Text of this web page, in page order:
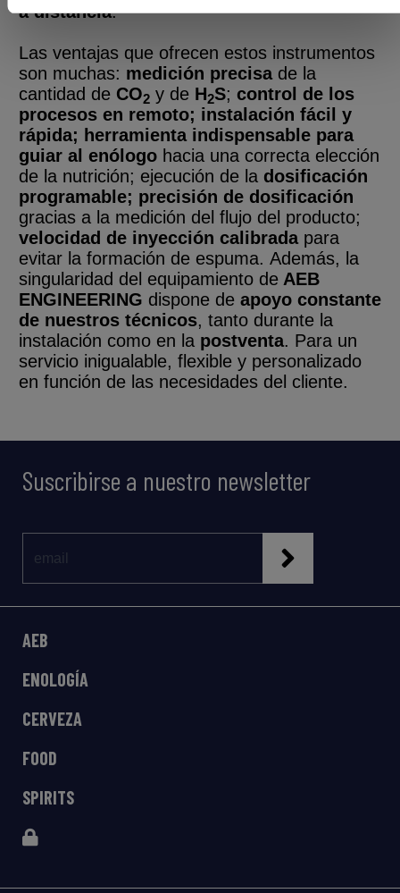
a distancia.
Las ventajas que ofrecen estos instrumentos
son muchas: medición precisade la
cantidad de CO2 y de H2S; control de los
procesos en remoto; instalación fácil y
rápida; herramienta indispensable para
guiar al enólogo hacia una correcta elección
de la nutrición; ejecución de la dosificación
programable; precisión de dosificación
gracias a la medición del flujo del producto;
velocidad de inyección calibrada para
evitar la formación de espuma. Además, la
singularidad del equipamiento de AEB
ENGINEERING dispone de apoyo constante
de nuestros técnicos, tanto durante la
instalación como en la postventa. Para un
servicio inigualable, flexible y personalizado
en función de las necesidades del cliente.
Suscribirse a nuestro newsletter
AEB
ENOLOGÍA
CERVEZA
FOOD
SPIRITS